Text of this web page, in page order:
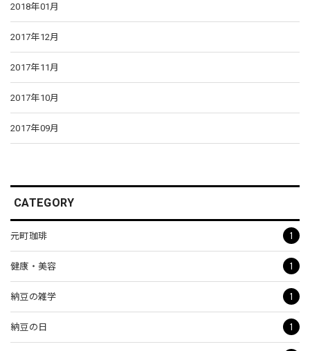
2018年01月
2017年12月
2017年11月
2017年10月
2017年09月
CATEGORY
元町珈琲 1
健康・美容 1
納豆の雑学 1
納豆の日 1